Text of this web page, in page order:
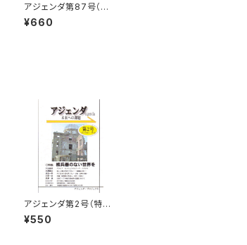
アジェンダ第87号（特
集：もう原発を終わらせ
よう）
¥660
アジェンダ第2号（特集：
核兵器のない世界を）
¥550